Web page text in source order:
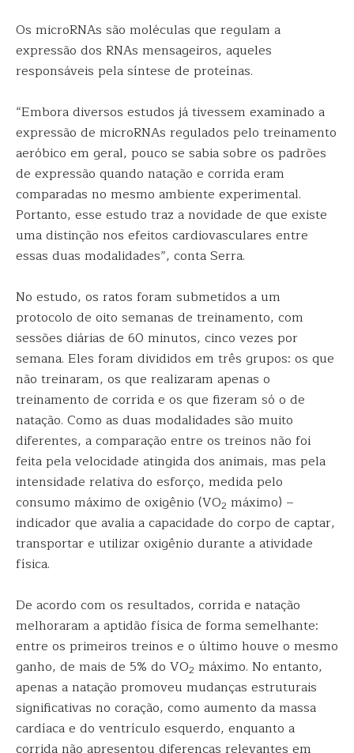
Os microRNAs são moléculas que regulam a
expressão dos RNAs mensageiros, aqueles
responsáveis pela síntese de proteínas.
“Embora diversos estudos já tivessem examinado a
expressão de microRNAs regulados pelo treinamento
aeróbico em geral, pouco se sabia sobre os padrões
de expressão quando natação e corrida eram
comparadas no mesmo ambiente experimental.
Portanto, esse estudo traz a novidade de que existe
uma distinção nos efeitos cardiovasculares entre
essas duas modalidades”, conta Serra.
No estudo, os ratos foram submetidos a um
protocolo de oito semanas de treinamento, com
sessões diárias de 60 minutos, cinco vezes por
semana. Eles foram divididos em três grupos: os que
não treinaram, os que realizaram apenas o
treinamento de corrida e os que fizeram só o de
natação. Como as duas modalidades são muito
diferentes, a comparação entre os treinos não foi
feita pela velocidade atingida dos animais, mas pela
intensidade relativa do esforço, medida pelo
consumo máximo de oxigênio (VO2 máximo) –
indicador que avalia a capacidade do corpo de captar,
transportar e utilizar oxigênio durante a atividade
física.
De acordo com os resultados, corrida e natação
melhoraram a aptidão física de forma semelhante:
entre os primeiros treinos e o último houve o mesmo
ganho, de mais de 5% do VO2 máximo. No entanto,
apenas a natação promoveu mudanças estruturais
significativas no coração, como aumento da massa
cardíaca e do ventrículo esquerdo, enquanto a